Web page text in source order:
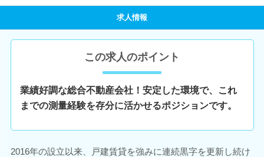
求人情報
この求人のポイント
業績好調な総合不動産会社！安定した環境で、これ
までの測量経験を存分に活かせるポジションです。
2016年の設立以来、戸建賃貸を強みに連続黒字を更新し続け